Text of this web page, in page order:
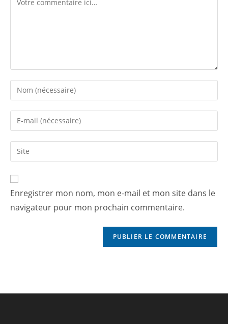
Enregistrer mon nom, mon e-mail et mon site dans le
navigateur pour mon prochain commentaire.